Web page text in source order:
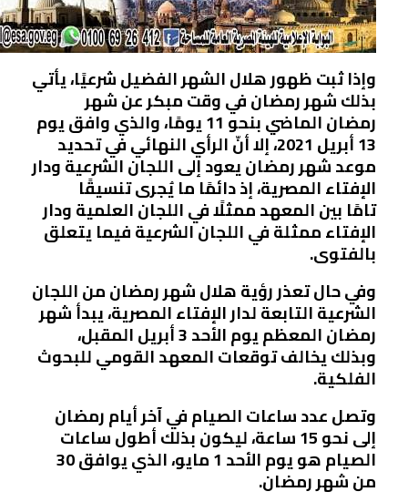
وإذا ثبت ظهور هلال الشهر الفضيل شرعيًا، يأتي
بذلك شهر رمضان في وقت مبكر عن شهر
رمضان الماضي بنحو 11 يومًا، والذي وافق يوم
13 أبريل 2021، إلا أنّ الرأي النهائي في تحديد
موعد شهر رمضان يعود إلى اللجان الشرعية ودار
الإفتاء المصرية، إذ دائمًا ما يُجرى تنسيقًا
تامًا بين المعهد ممثلًا في اللجان العلمية ودار
الإفتاء ممثلة في اللجان الشرعية فيما يتعلق
بالفتوى.
وفي حال تعذر رؤية هلال شهر رمضان من اللجان
الشرعية التابعة لدار الإفتاء المصرية، يبدأ شهر
رمضان المعظم يوم الأحد 3 أبريل المقبل،
وبذلك يخالف توقعات المعهد القومي للبحوث
الفلكية.
وتصل عدد ساعات الصيام في آخر أيام رمضان
إلى نحو 15 ساعة، ليكون بذلك أطول ساعات
الصيام هو يوم الأحد 1 مايو، الذي يوافق 30
من شهر رمضان.